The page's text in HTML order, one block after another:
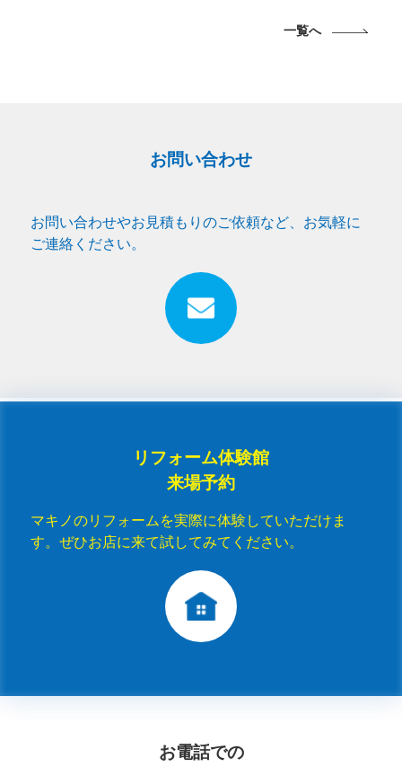
一覧へ
お問い合わせ
お問い合わせやお見積もりのご依頼など、お気軽に
ご連絡ください。
リフォーム体験館
来場予約
マキノのリフォームを実際に体験していただけま
す。ぜひお店に来て試してみてください。
お電話での